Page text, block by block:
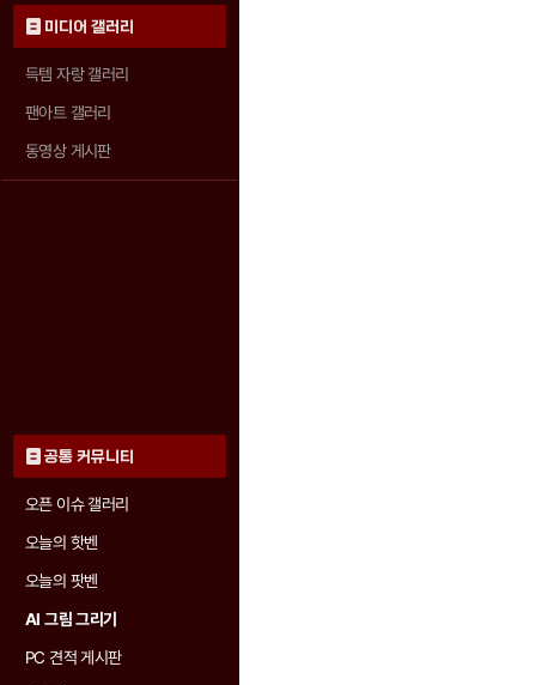
미디어 갤러리
득템 자랑 갤러리
팬아트 갤러리
동영상 게시판
공통 커뮤니티
오픈 이슈 갤러리
오늘의 핫벤
오늘의 팟벤
AI 그림 그리기
PC 견적 게시판